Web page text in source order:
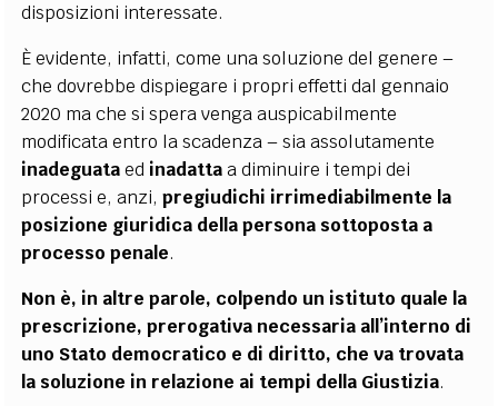
disposizioni interessate.
È evidente, infatti, come una soluzione del genere –
che dovrebbe dispiegare i propri effetti dal gennaio
2020 ma che si spera venga auspicabilmente
modificata entro la scadenza – sia assolutamente
inadeguataed inadattaa diminuire i tempi dei
processi e, anzi,pregiudichi irrimediabilmente la
posizione giuridica della persona sottoposta a
processo penale.
Non è, in altre parole, colpendo un istituto quale la
prescrizione, prerogativa necessaria all’interno di
uno Stato democratico e di diritto, che va trovata
la soluzione in relazione ai tempi della Giustizia.